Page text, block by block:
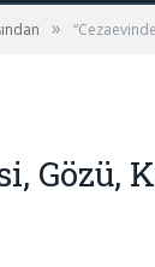
»
Gözü,